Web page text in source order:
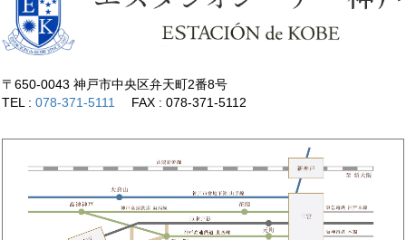
〒650-0043 神戸市中央区弁天町2番8号
TEL :078-371-5111 FAX : 078-371-5112